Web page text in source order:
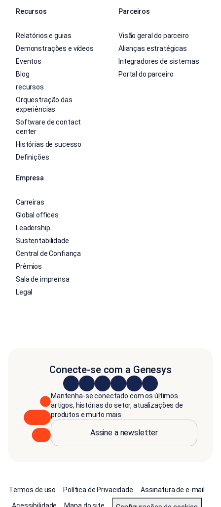
Recursos
Relatórios e guias
Demonstrações e vídeos
Eventos
Blog
recursos
Orquestração das
experiências
Software de contact
center
Histórias de sucesso
Definições
Parceiros
Visão geral do parceiro
Alianças estratégicas
Integradores de sistemas
Portal do parceiro
Empresa
Carreiras
Global offices
Leadership
Sustentabilidade
Central de Confiança
Prêmios
Sala de imprensa
Legal
Conecte-se com a Genesys
Mantenha-se conectado com os últimos
artigos, histórias do setor, atualizações de
produtos e muito mais.
Assine a newsletter
Termos de uso Política de Privacidade
Assinatura de e-mail